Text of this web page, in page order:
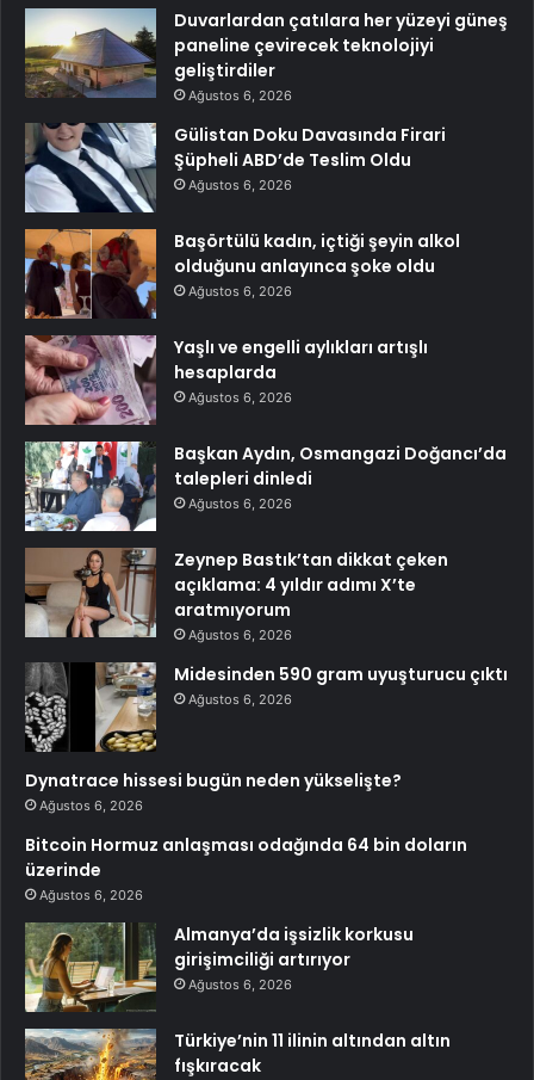
Duvarlardan çatılara her yüzeyi güneş
paneline çevirecek teknolojiyi
geliştirdiler
Ağustos 6, 2026
Gülistan Doku Davasında Firari
Şüpheli ABD’de Teslim Oldu
Ağustos 6, 2026
Başörtülü kadın, içtiği şeyin alkol
olduğunu anlayınca şoke oldu
Ağustos 6, 2026
Yaşlı ve engelli aylıkları artışlı
hesaplarda
Ağustos 6, 2026
Başkan Aydın, Osmangazi Doğancı’da
talepleri dinledi
Ağustos 6, 2026
Zeynep Bastık’tan dikkat çeken
açıklama: 4 yıldır adımı X’te
aratmıyorum
Ağustos 6, 2026
Midesinden 590 gram uyuşturucu çıktı
Ağustos 6, 2026
Dynatrace hissesi bugün neden yükselişte?
Ağustos 6, 2026
Bitcoin Hormuz anlaşması odağında 64 bin doların
üzerinde
Ağustos 6, 2026
Almanya’da işsizlik korkusu
girişimciliği artırıyor
Ağustos 6, 2026
Türkiye’nin 11 ilinin altından altın
fışkıracak